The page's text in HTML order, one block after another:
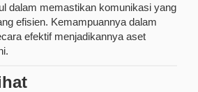
dalam memastikan komunikasi yang
efisien. Kemampuannya dalam
efektif menjadikannya aset